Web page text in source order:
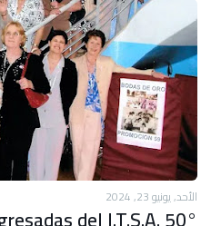
الأحد, يونيو 23, 2024